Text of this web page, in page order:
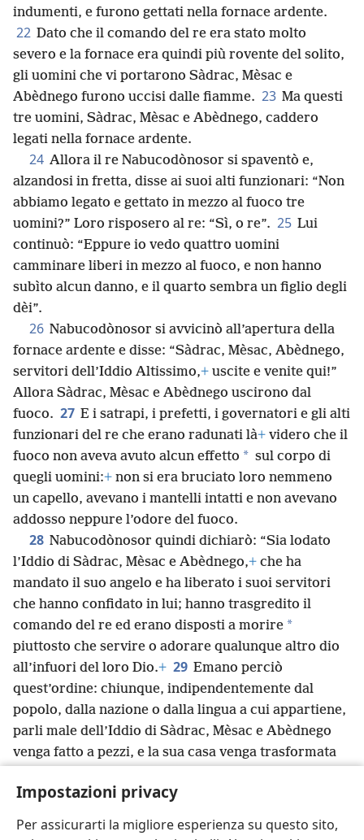
Impostazioni privacy
Per assicurarti la migliore esperienza su questo sito,
indumenti, e furono gettati nella fornace ardente.
22 Dato che il comando del re era stato molto
severo e la fornace era quindi più rovente del solito,
gli uomini che vi portarono Sàdrac, Mèsac e
Abèdnego furono uccisi dalle fiamme. 23 Ma questi
tre uomini, Sàdrac, Mèsac e Abèdnego, caddero
legati nella fornace ardente.
24 Allora il re Nabucodònosor si spaventò e,
alzandosi in fretta, disse ai suoi alti funzionari: “Non
abbiamo legato e gettato in mezzo al fuoco tre
uomini?” Loro risposero al re: “Sì, o re”. 25 Lui
continuò: “Eppure io vedo quattro uomini
camminare liberi in mezzo al fuoco, e non hanno
subìto alcun danno, e il quarto sembra un figlio degli
dèi”.
26 Nabucodònosor si avvicinò all’apertura della
fornace ardente e disse: “Sàdrac, Mèsac, Abèdnego,
servitori dell’Iddio Altissimo,+ uscite e venite qui!”
Allora Sàdrac, Mèsac e Abèdnego uscirono dal
fuoco. 27 E i satrapi, i prefetti, i governatori e gli alti
funzionari del re che erano radunati là+ videro che il
fuoco non aveva avuto alcun effetto * sul corpo di
quegli uomini:+ non si era bruciato loro nemmeno
un capello, avevano i mantelli intatti e non avevano
addosso neppure l’odore del fuoco.
28 Nabucodònosor quindi dichiarò: “Sia lodato
l’Iddio di Sàdrac, Mèsac e Abèdnego,+ che ha
mandato il suo angelo e ha liberato i suoi servitori
che hanno confidato in lui; hanno trasgredito il
comando del re ed erano disposti a morire *
piuttosto che servire o adorare qualunque altro dio
all’infuori del loro Dio.+ 29 Emano perciò
quest’ordine: chiunque, indipendentemente dal
popolo, dalla nazione o dalla lingua a cui appartiene,
parli male dell’Iddio di Sàdrac, Mèsac e Abèdnego
venga fatto a pezzi, e la sua casa venga trasformata
che possa liberare come questo”.
Così il re diede più autorità
a Sàdrac, Mèsac e